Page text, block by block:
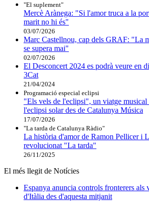
"El suplement"
Mercè Arànega: "Si l'amor truca a la
marit no hi és"
03/07/2026
Marc Castellnou, cap dels GRAF: "La
se supera mai"
02/07/2026
El Desconcert 2024 es podrà veure en
3Cat
21/04/2024
Programació especial eclipsi
"Els vels de l'eclipsi", un viatge
l'eclipsi solar des de Catalunya Música
17/07/2026
"La tarda de Catalunya Ràdio"
La història d'amor de Ramon Pellicer i
revolucionat "La tarda"
26/11/2025
El més llegit de Notícies
Espanya anuncia controls fronterers als
d'Itàlia des d'aquesta mitjanit